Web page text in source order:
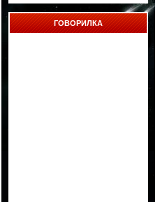
ГОВОРИЛКА